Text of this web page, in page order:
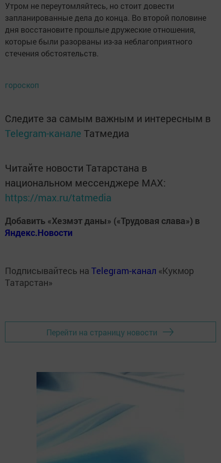
Утром не переутомляйтесь, но стоит довести
запланированные дела до конца. Во второй половине
дня восстановите прошлые дружеские отношения,
которые были разорваны из-за неблагоприятного
стечения обстоятельств.
гороскоп
Следите за самым важным и интересным в
Telegram-канале Татмедиа
Читайте новости Татарстана в
национальном мессенджере MАХ:
https://max.ru/tatmedia
Добавить «Хезмэт даны» («Трудовая слава») в
Яндекс.Новости
Подписывайтесь на Telegram-канал «Кукмор
Татарстан»
Перейти на страницу новости